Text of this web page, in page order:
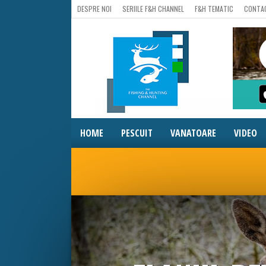
DESPRE NOI SERIILE F&H CHANNEL F&H TEMATIC
HOME PESCUIT VANATOARE VIDEO